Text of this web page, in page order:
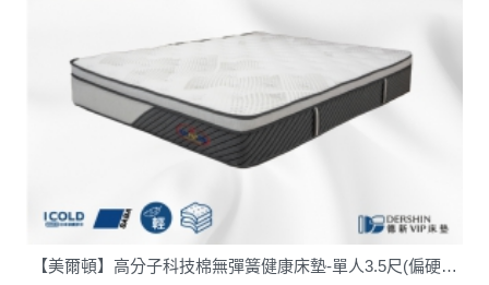
【美爾頓】高分子科技棉無彈簧健康床墊-單人3.5尺(偏硬)｜德新 VIP 床墊